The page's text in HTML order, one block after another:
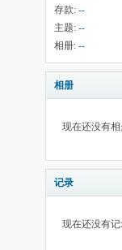
存款: --
主题: --
相册: --
相册
现在还没有
记录
现在还没有